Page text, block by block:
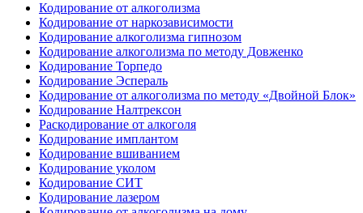
Кодирование от алкоголизма
Кодирование от наркозависимости
Кодирование алкоголизма гипнозом
Кодирование алкоголизма по методу Довженко
Кодирование Торпедо
Кодирование Эспераль
Кодирование от алкоголизма по методу «Двойной Блок»
Кодирование Налтрексон
Раскодирование от алкоголя
Кодирование имплантом
Кодирование вшиванием
Кодирование уколом
Кодирование СИТ
Кодирование лазером